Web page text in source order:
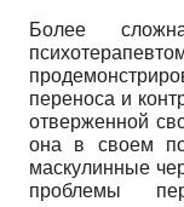
Более
переноса и
отверженной
она в своем
маску­линные
проблемы